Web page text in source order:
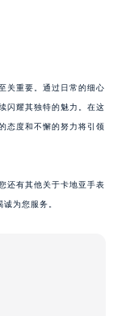
关重要。通过日常的细心
闪耀其独特的魅力。在这
态度和不懈的努力将引领
还有其他关于卡地亚手表
为您服务。